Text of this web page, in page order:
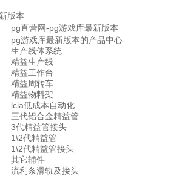
版本
pg直营网-pg游戏库最新版本
pg游戏库最新版本的产品中心
生产线体系统
精益生产线
精益工作台
精益周转车
精益物料架
lcia低成本自动化
三代铝合金精益管
3代精益管接头
1\2代精益管
1\2代精益管接头
其它辅件
流利条滑轨及接头